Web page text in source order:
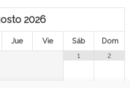
2026
Jue Vie Sáb
Dom
1
2